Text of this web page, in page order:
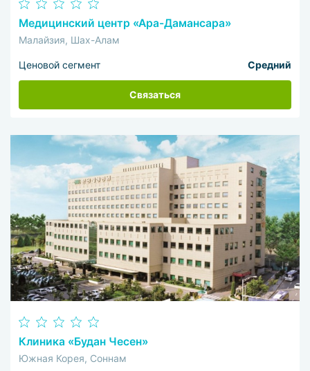
Медицинский центр «Ара-Дамансара»
Малайзия, Шах-Алам
Ценовой сегмент Средний
Связаться
Клиника «Будан Чесен»
Южная Корея, Соннам